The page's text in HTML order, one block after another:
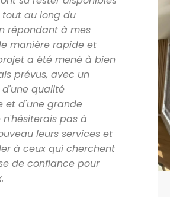
au long du
répondant à mes
manière rapide et
a été mené à bien
prévus, avec un
qualité
et d'une grande
n'hésiterais pas à
leurs services et
à ceux qui cherchent
de confiance pour